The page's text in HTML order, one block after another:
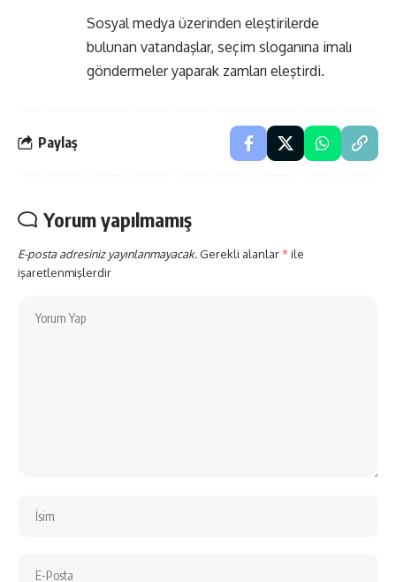
Sosyal medya üzerinden eleştirilerde
bulunan vatandaşlar, seçim sloganına imalı
göndermeler yaparak zamları eleştirdi.
Paylaş
Yorum yapılmamış
E-posta adresiniz yayınlanmayacak. Gerekli alanlar*ile
işaretlenmişlerdir